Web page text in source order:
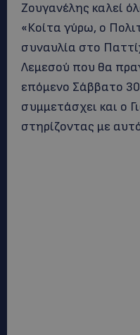
Ζουγανέλης καλεί
«Κοίτα γύρω, ο
συναυλία στο
Λεμεσού που θα
επόμενο Σάββατο
συμμετάσχει και ο
στηρίζοντας με